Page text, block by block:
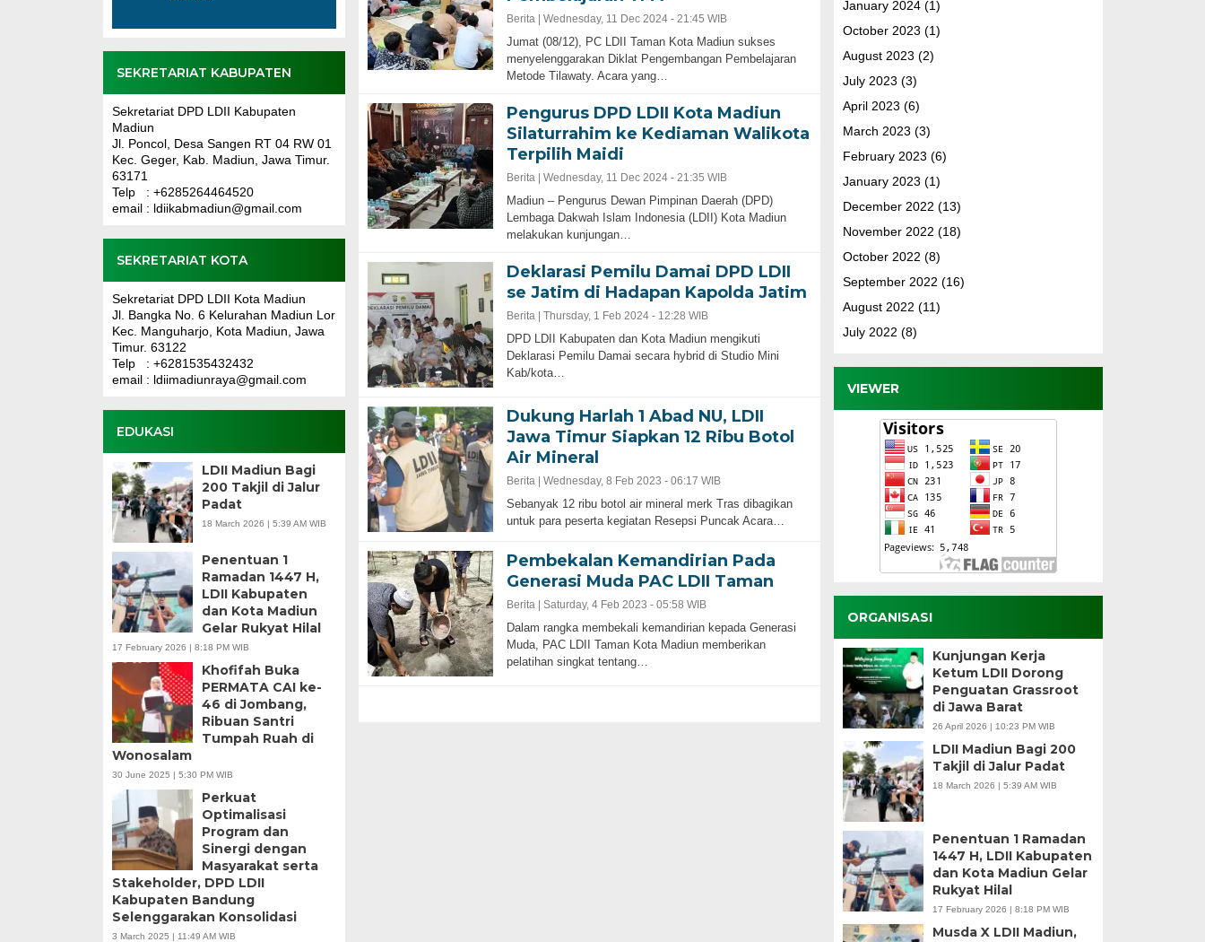
SEKRETARIAT KABUPATEN
Sekretariat DPD LDII Kabupaten
Madiun
Jl. Poncol, Desa Sangen RT 04 RW 01
Kec. Geger, Kab. Madiun, Jawa Timur.
63171
Telp : +6285264464520
email : ldiikabmadiun@gmail.com
SEKRETARIAT KOTA
Sekretariat DPD LDII Kota Madiun
Jl. Bangka No. 6 Kelurahan Madiun Lor
Kec. Manguharjo, Kota Madiun, Jawa
Timur. 63122
Telp : +6281535432432
email : ldiimadiunraya@gmail.com
EDUKASI
LDII Madiun Bagi
200 Takjil di Jalur
Padat
18 March 2026 | 5:39 AM WIB
Penentuan 1
Ramadan 1447 H,
LDII Kabupaten
dan Kota Madiun
Gelar Rukyat Hilal
17 February 2026 | 8:18 PM WIB
Khofifah Buka
PERMATA CAI ke-
46 di Jombang,
Ribuan Santri
Tumpah Ruah di
Wonosalam
30 June 2025 | 5:30 PM WIB
Perkuat
Optimalisasi
Program dan
Sinergi dengan
Masyarakat serta
Stakeholder, DPD LDII
Kabupaten Bandung
Selenggarakan Konsolidasi
3 March 2025 | 11:49 AM WIB
Berita | Wednesday, 11 Dec 2024 - 21:45 WIB
Jumat (08/12), PC LDII Taman Kota Madiun sukses
menyelenggarakan Diklat Pengembangan Pembelajaran
Metode Tilawaty. Acara yang…
Pengurus DPD LDII Kota Madiun
Silaturrahim ke Kediaman Walikota
Terpilih Maidi
Berita | Wednesday, 11 Dec 2024 - 21:35 WIB
Madiun – Pengurus Dewan Pimpinan Daerah (DPD)
Lembaga Dakwah Islam Indonesia (LDII) Kota Madiun
melakukan kunjungan…
Deklarasi Pemilu Damai DPD LDII
se Jatim di Hadapan Kapolda Jatim
Berita | Thursday, 1 Feb 2024 - 12:28 WIB
DPD LDII Kabupaten dan Kota Madiun mengikuti
Deklarasi Pemilu Damai secara hybrid di Studio Mini
Kab/kota…
Dukung Harlah 1 Abad NU, LDII
Jawa Timur Siapkan 12 Ribu Botol
Air Mineral
Berita | Wednesday, 8 Feb 2023 - 06:17 WIB
Sebanyak 12 ribu botol air mineral merk Tras dibagikan
untuk para peserta kegiatan Resepsi Puncak Acara…
Pembekalan Kemandirian Pada
Generasi Muda PAC LDII Taman
Berita | Saturday, 4 Feb 2023 - 05:58 WIB
Dalam rangka membekali kemandirian kepada Generasi
Muda, PAC LDII Taman Kota Madiun memberikan
pelatihan singkat tentang…
January 2024(1)
October 2023 (1)
August 2023 (2)
July 2023 (3)
April 2023 (6)
March 2023 (3)
February 2023 (6)
January 2023 (1)
December 2022 (13)
November 2022 (18)
October 2022 (8)
September 2022 (16)
August 2022 (11)
July 2022 (8)
VIEWER
ORGANISASI
Kunjungan Kerja
Ketum LDII Dorong
Penguatan Grassroot
di Jawa Barat
26 April 2026 | 10:23 PM WIB
LDII Madiun Bagi 200
Takjil di Jalur Padat
18 March 2026 | 5:39 AM WIB
Penentuan 1 Ramadan
1447 H, LDII Kabupaten
dan Kota Madiun Gelar
Rukyat Hilal
17 February 2026 | 8:18 PM WIB
Musda X LDII Madiun,